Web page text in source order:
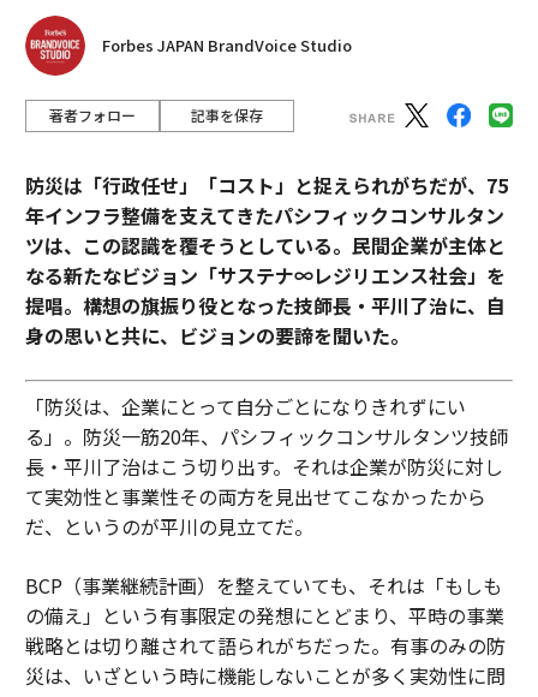
Forbes JAPAN BrandVoice Studio
著者フォロー 記事を保存
防災は「行政任せ」「コスト」と捉えられがちだが、75
年インフラ整備を支えてきたパシフィックコンサルタン
ツは、この認識を覆そうとしている。民間企業が主体と
なる新たなビジョン「サステナ∞レジリエンス社会」を
提唱。構想の旗振り役となった技師長・平川了治に、自
身の思いと共に、ビジョンの要諦を聞いた。
「防災は、企業にとって自分ごとになりきれずにい
る」。防災一筋20年、パシフィックコンサルタンツ技師
長・平川了治はこう切り出す。それは企業が防災に対し
て実効性と事業性その両方を見出せてこなかったから
だ、というのが平川の見立てだ。
BCP（事業継続計画）を整えていても、それは「もしも
の備え」という有事限定の発想にとどまり、平時の事業
戦略とは切り離されて語られがちだった。有事のみの防
災は、いざという時に機能しないことが多く実効性に問